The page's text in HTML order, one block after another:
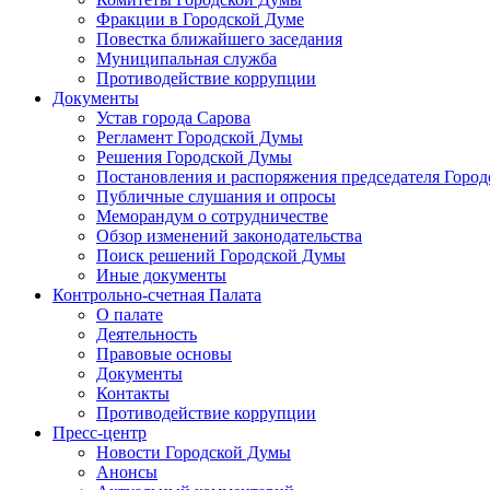
Фракции в Городской Думе
Повестка ближайшего заседания
Муниципальная служба
Противодействие коррупции
Документы
Устав города Сарова
Регламент Городской Думы
Решения Городской Думы
Постановления и распоряжения председателя
Публичные слушания и опросы
Меморандум о сотрудничестве
Обзор изменений законодательства
Поиск решений Городской Думы
Иные документы
Контрольно-счетная Палата
О палате
Деятельность
Правовые основы
Документы
Контакты
Противодействие коррупции
Пресс-центр
Новости Городской Думы
Анонсы